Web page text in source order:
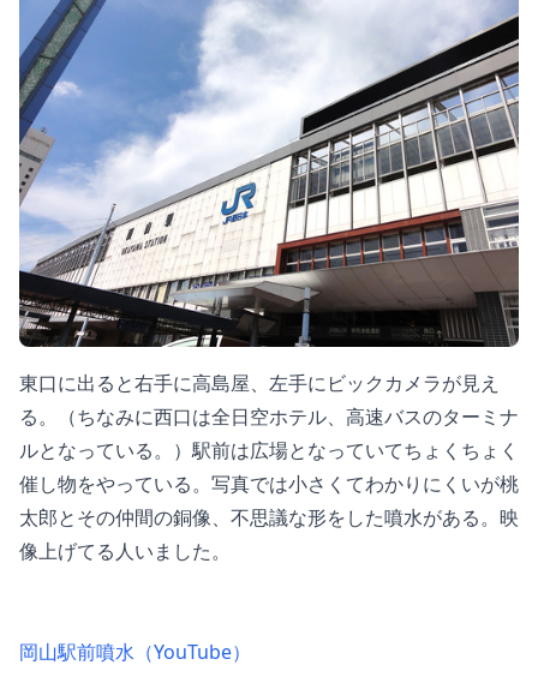
東口に出ると右手に高島屋、左手にビックカメラが見え
る。（ちなみに西口は全日空ホテル、高速バスのターミナ
ルとなっている。）駅前は広場となっていてちょくちょく
催し物をやっている。写真では小さくてわかりにくいが桃
太郎とその仲間の銅像、不思議な形をした噴水がある。映
像上げてる人いました。
岡山駅前噴水（YouTube）